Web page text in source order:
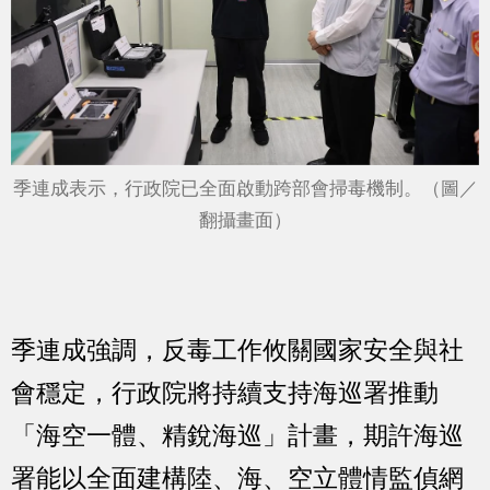
季連成表示，行政院已全面啟動跨部會掃毒機制。（圖／
翻攝畫面）
季連成強調，反毒工作攸關國家安全與社
會穩定，行政院將持續支持海巡署推動
「海空一體、精銳海巡」計畫，期許海巡
署能以全面建構陸、海、空立體情監偵網